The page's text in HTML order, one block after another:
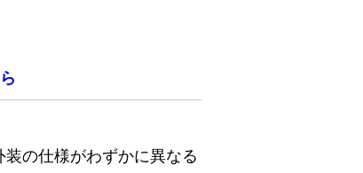
の仕様がわずかに異なる